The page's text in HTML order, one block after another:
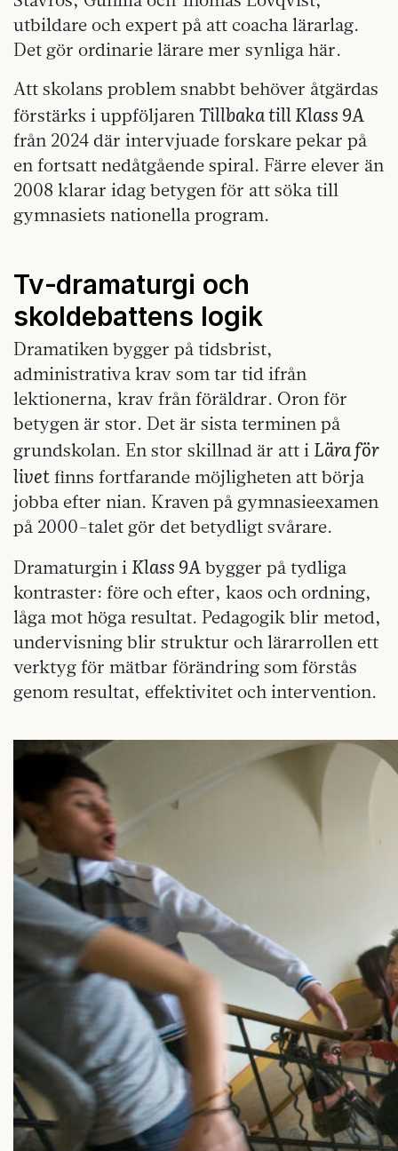
utbildare och expert på att coacha lärarlag.
Det gör ordinarie lärare mer synliga här.
Att skolans problem snabbt behöver åtgärdas
förstärks i uppföljarenTillbaka till Klass 9A
från 2024 där intervjuade forskare pekar på
en fortsatt nedåtgående spiral. Färre elever än
2008 klarar idag betygen för att söka till
gymnasiets nationella program.
Tv‑dramaturgi och
skoldebattens logik
Dramatiken bygger på tidsbrist,
administrativa krav som tar tid ifrån
lektionerna, krav från föräldrar. Oron för
betygen är stor. Det är sista terminen på
grundskolan. En stor skillnad är att i Lära för
livet finns fortfarande möjligheten att börja
jobba efter nian. Kraven på gymnasieexamen
på 2000-talet gör det betydligt svårare.
Dramaturgin i Klass 9A bygger på tydliga
kontraster: före och efter, kaos och ordning,
låga mot höga resultat. Pedagogik blir metod,
undervisning blir struktur och lärarrollen ett
verktyg för mätbar förändring som förstås
genom resultat, effektivitet och intervention.